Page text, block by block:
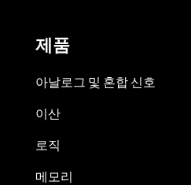
제품
아날로그 및 혼합 신호
이산
로직
메모리